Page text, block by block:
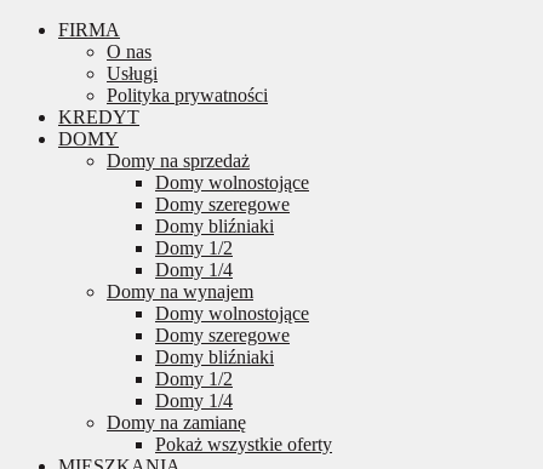
FIRMA
O nas
Usługi
Polityka prywatności
KREDYT
DOMY
Domy na sprzedaż
Domy wolnostojące
Domy szeregowe
Domy bliźniaki
Domy 1/2
Domy 1/4
Domy na wynajem
Domy wolnostojące
Domy szeregowe
Domy bliźniaki
Domy 1/2
Domy 1/4
Domy na zamianę
Pokaż wszystkie oferty